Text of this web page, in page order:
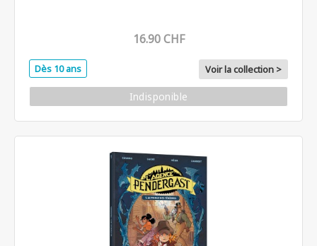
16.90 CHF
Dès 10 ans Voir la collection >
Indisponible